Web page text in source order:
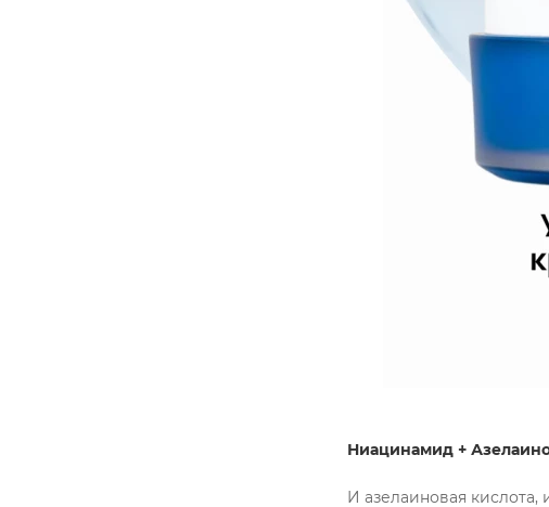
Ниацинамид +
И азелаиновая